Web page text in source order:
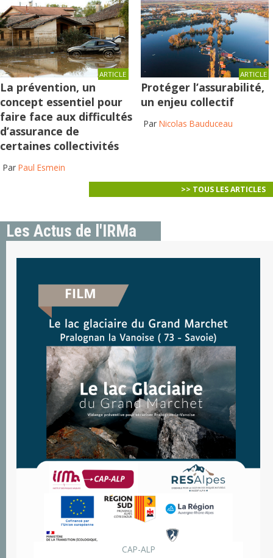
ARTICLE
La prévention, un
concept essentiel pour
faire face aux difficultés
d’assurance de
certaines collectivités
Par Paul Esmein
ARTICLE
Protéger l’assurabilité,
un enjeu collectif
Par Nicolas Bauduceau
>> TOUS LES ARTICLES
Les Actus de l'IRMa
CAP-ALP